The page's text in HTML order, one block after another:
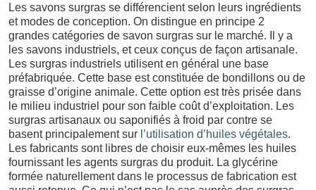
Les savons surgras se différencient selon leurs ingrédients
et modes de conception. On distingue en principe 2
grandes catégories de savon surgras sur le marché. Il y a
les savons industriels, et ceux conçus de façon artisanale.
Les surgras industriels utilisent en général une base
préfabriquée. Cette base est constituée de bondillons ou de
graisse d’origine animale. Cette option est très prisée dans
le milieu industriel pour son faible coût d’exploitation. Les
surgras artisanaux ou saponifiés à froid par contre se
basent principalement sur l’utilisation d’huiles végétales.
Les fabricants sont libres de choisir eux-mêmes les huiles
fournissant les agents surgras du produit. La glycérine
formée naturellement dans le processus de fabrication est